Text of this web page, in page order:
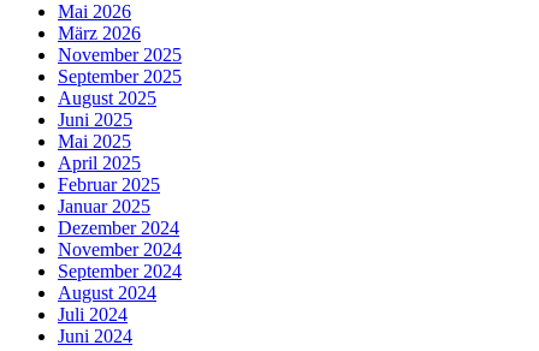
Mai 2026
März 2026
November 2025
September 2025
August 2025
Juni 2025
Mai 2025
April 2025
Februar 2025
Januar 2025
Dezember 2024
November 2024
September 2024
August 2024
Juli 2024
Juni 2024